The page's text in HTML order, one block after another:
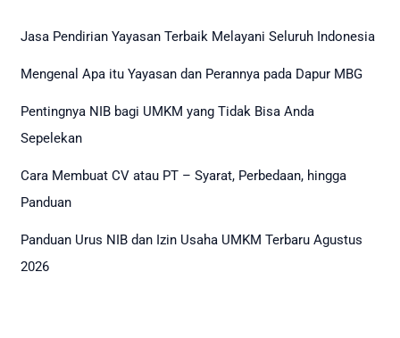
Jasa Pendirian Yayasan Terbaik Melayani Seluruh Indonesia
Mengenal Apa itu Yayasan dan Perannya pada Dapur MBG
Pentingnya NIB bagi UMKM yang Tidak Bisa Anda
Sepelekan
Cara Membuat CV atau PT – Syarat, Perbedaan, hingga
Panduan
Panduan Urus NIB dan Izin Usaha UMKM Terbaru Agustus
2026